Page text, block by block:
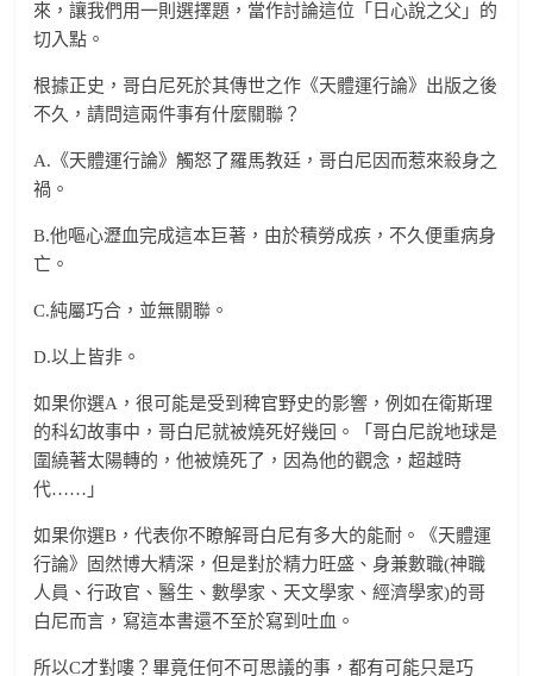
來，讓我們用一則選擇題，當作討論這位「日心說之父」的
切入點。
根據正史，哥白尼死於其傳世之作《天體運行論》出版之後
不久，請問這兩件事有什麼關聯？
A.《天體運行論》觸怒了羅馬教廷，哥白尼因而惹來殺身之
禍。
B.他嘔心瀝血完成這本巨著，由於積勞成疾，不久便重病身
亡。
C.純屬巧合，並無關聯。
D.以上皆非。
如果你選A，很可能是受到稗官野史的影響，例如在衛斯理
的科幻故事中，哥白尼就被燒死好幾回。「哥白尼說地球是
圍繞著太陽轉的，他被燒死了，因為他的觀念，超越時
代……」
如果你選B，代表你不瞭解哥白尼有多大的能耐。《天體運
行論》固然博大精深，但是對於精力旺盛、身兼數職(神職
人員、行政官、醫生、數學家、天文學家、經濟學家)的哥
白尼而言，寫這本書還不至於寫到吐血。
所以C才對嘍？畢竟任何不可思議的事，都有可能只是巧